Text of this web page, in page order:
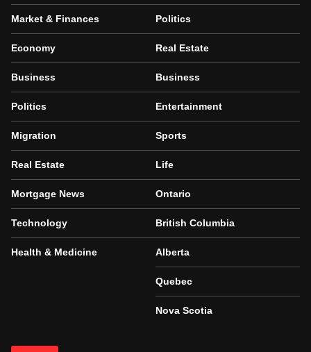
Market & Finances
Economy
Business
Politics
Migration
Real Estate
Mortgage News
Technology
Health & Medicine
Politics
Real Estate
Business
Entertainment
Sports
Life
Ontario
British Columbia
Alberta
Quebec
Nova Scotia